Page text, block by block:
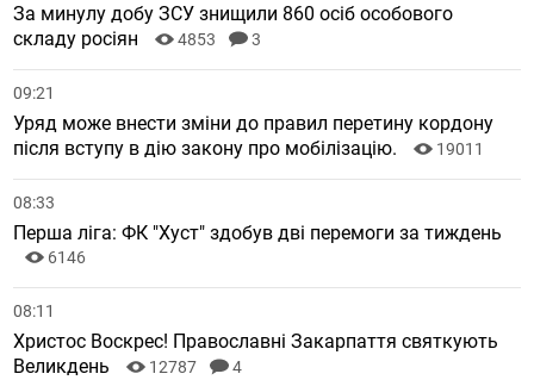
За минулу добу ЗСУ знищили 860 осіб особового
складу росіян
4853 3
09:21
Уряд може внести зміни до правил перетину кордону
після вступу в дію закону про мобілізацію.
19011
08:33
Перша ліга: ФК "Хуст" здобув дві перемоги за тиждень
6146
08:11
Христос Воскрес! Православні Закарпаття святкують
Великдень
12787 4